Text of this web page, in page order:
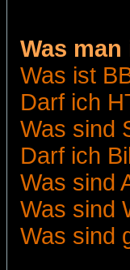
Was
Was ist
Darf ich
Was sind
Darf ich
Was sind
Was sind
Was sind